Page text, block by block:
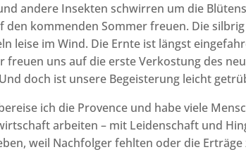
andere Insekten schwirren um die
kommenden Sommer freuen. Die
leise im Wind. Die Ernte ist längst
freuen uns auf die erste Verkostung des
doch ist unsere Begeisterung leicht
ich die Provence und habe viele
arbeiten – mit Leidenschaft und
weil Nachfolger fehlten oder die Erträge